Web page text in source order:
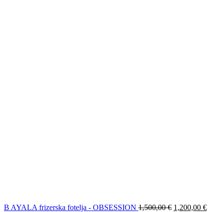
B AYALA frizerska fotelja - OBSESSION 1,500,00€ 1,200,00 €